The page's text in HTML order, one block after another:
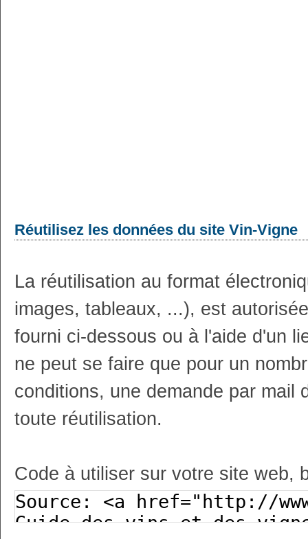
Réutilisez les données du site Vin-Vigne
La réutilisation au format
images, tableaux, ...), est
fourni ci-dessous ou à l'aide d'un
ne peut se faire que pour un
conditions, une demande par mail
toute réutilisation.
Code à utiliser sur votre site web,